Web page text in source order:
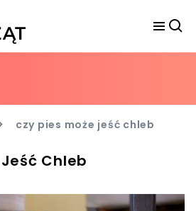
czy pies może jeść chleb
Chleb